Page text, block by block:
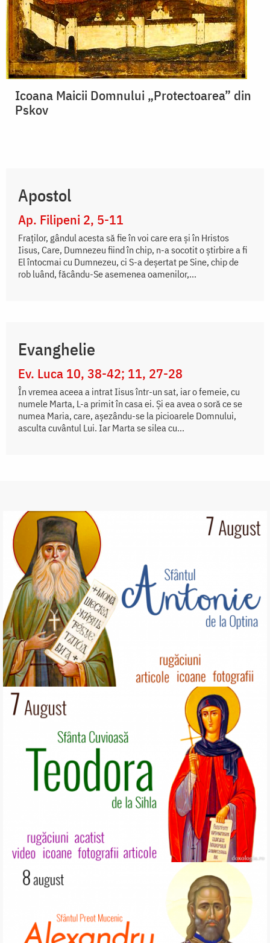
Icoana Maicii Domnului „Protectoarea” din
Pskov
Apostol
Ap. Filipeni 2, 5-11
Fraților, gândul acesta să fie în voi care era și în Hristos
Iisus, Care, Dumnezeu fiind în chip, n-a socotit o știrbire a fi
El întocmai cu Dumnezeu, ci S-a deșertat pe Sine, chip de
rob luând, făcându-Se asemenea oamenilor,...
Evanghelie
Ev. Luca 10, 38-42; 11, 27-28
În vremea aceea a intrat Iisus într-un sat, iar o femeie, cu
numele Marta, L-a primit în casa ei. Și ea avea o soră ce se
numea Maria, care, așezându-se la picioarele Domnului,
asculta cuvântul Lui. Iar Marta se silea cu...